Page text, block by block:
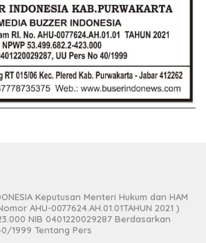
Keputusan Menteri Hukum dan HAM
AHU-0077624.AH.01.01TAHUN 2021 )
NIB 0401220029287 Berdasarkan
1999 Tentang Pers